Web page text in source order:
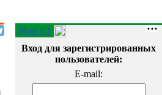
Мой E1
Вход для зарегистрированных
пользователей:
E-mail: